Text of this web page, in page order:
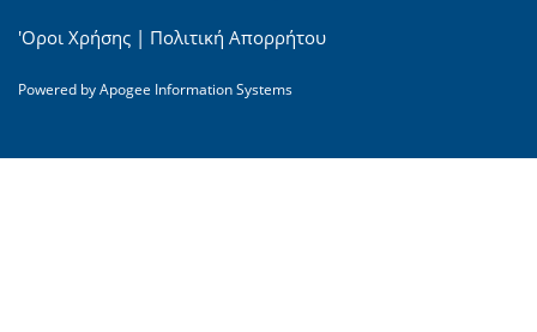
'Οροι Χρήσης | Πολιτική Απορρήτου
Powered byApogee Information Systems